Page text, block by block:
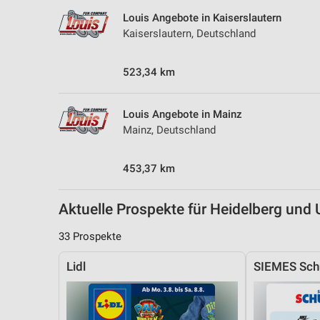
Louis Angebote in Kaiserslautern
Kaiserslautern, Deutschland
523,34 km
Louis Angebote in Mainz
Mainz, Deutschland
453,37 km
Aktuelle Prospekte für Heidelberg und
33 Prospekte
Lidl SIEMES
Messung der Performance von Inhalten
Analyse von Zielgruppen durch Statistiken oder Kombinationen
Entwicklung und Verbesserung der Angebote
Verwendung reduzierter Daten zur Auswahl von Inhalten
IAB-Besonderheiten:
Nicht-IAB-Verarbeitungszwecke:
Notwendig
Performance